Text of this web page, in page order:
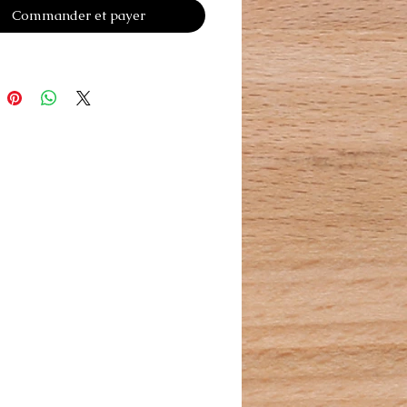
quotidiens ou pour lisser le
évitant de l'endommager ou de le
en acier de haute qualité et sa
Commander et payer